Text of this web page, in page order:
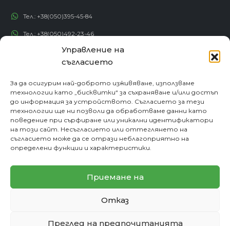
Управление на
съгласието
За да осигурим най-доброто изживяване, използваме
технологии като „бисквитки“ за съхраняване и/или достъп
до информация за устройството. Съгласието за тези
технологии ще ни позволи да обработваме данни като
поведение при сърфиране или уникални идентификатори
на този сайт. Несъгласието или оттеглянето на
съгласието може да се отрази неблагоприятно на
определени функции и характеристики.
Приемане на
Отказ
Преглед на предпочитанията
СОЦИАЛНИ МРЕЖИ